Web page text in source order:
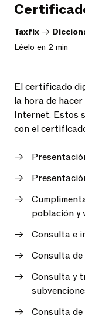
Taxfix ->
Léelo en 2 min
El certificado
la hora de
Internet. Estos
con el
población y
Consulta e
Consulta
Consulta y
Consulta